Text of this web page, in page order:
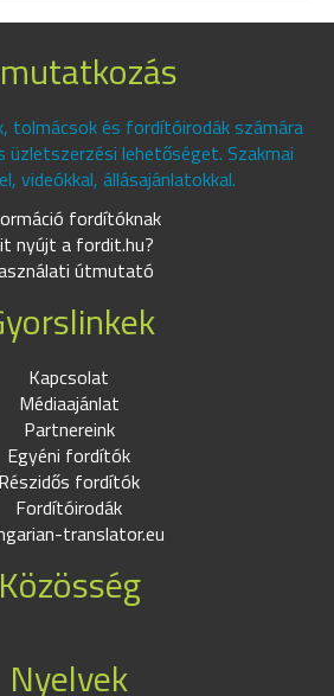
tolmácsok és fordítóirodák számára
üzletszerzési lehetőséget. Szakmai
videókkal, állásajánlatokkal.
fordítóknak
nyújt a fordit.hu?
útmutató
Kapcsolat
Médiaajánlat
Partnereink
Egyéni fordítók
Részidős fordítók
Fordítóirodák
translator.eu
Közösség
Nyelvek